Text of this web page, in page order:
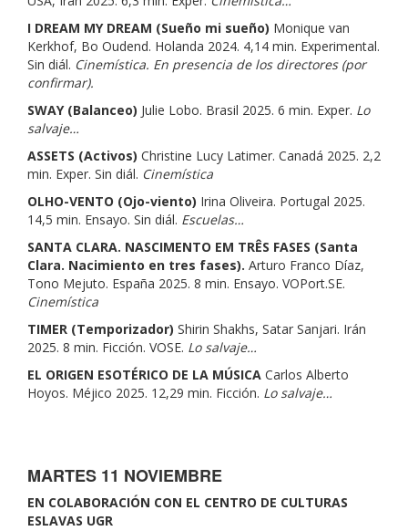
I DREAM MY DREAM (Sueño mi sueño) Monique van
Kerkhof, Bo Oudend. Holanda 2024. 4,14 min. Experimental.
Sin diál. Cinemística. En presencia de los directores (por
confirmar).
SWAY (Balanceo) Julie Lobo. Brasil 2025. 6 min. Exper. Lo
salvaje…
ASSETS (Activos) Christine Lucy Latimer. Canadá 2025. 2,2
min. Exper. Sin diál. Cinemística
OLHO-VENTO (Ojo-viento) Irina Oliveira. Portugal 2025.
14,5 min. Ensayo. Sin diál. Escuelas…
SANTA CLARA. NASCIMENTO EM TRÊS FASES (Santa
Clara. Nacimiento en tres fases). Arturo Franco Díaz,
Tono Mejuto. España 2025. 8 min. Ensayo. VOPort.SE.
Cinemística
TIMER (Temporizador) Shirin Shakhs, Satar Sanjari. Irán
2025. 8 min. Ficción. VOSE. Lo salvaje…
EL ORIGEN ESOTÉRICO DE LA MÚSICA Carlos Alberto
Hoyos. Méjico 2025. 12,29 min. Ficción. Lo salvaje…
MARTES 11 NOVIEMBRE
EN COLABORACIÓN CON EL CENTRO DE CULTURAS
ESLAVAS UGR